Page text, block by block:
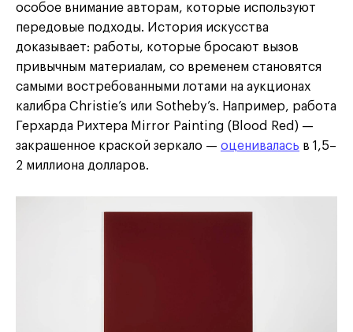
особое внимание авторам, которые используют
передовые подходы. История искусства
доказывает: работы, которые бросают вызов
привычным материалам, со временем становятся
самыми востребованными лотами на аукционах
калибра Christie’s или Sotheby’s. Например, работа
Герхарда Рихтера Mirror Painting (Blood Red) —
закрашенное краской зеркало — оценивалась в 1,5–
2 миллиона долларов.